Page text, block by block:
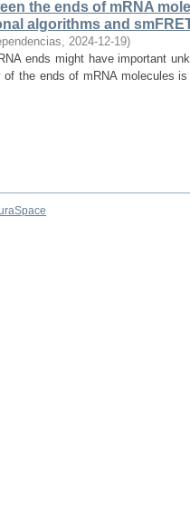
the ends of mRNA
algorithms and
, 2024-12-19)
ends might have important
the ends of mRNA molecules